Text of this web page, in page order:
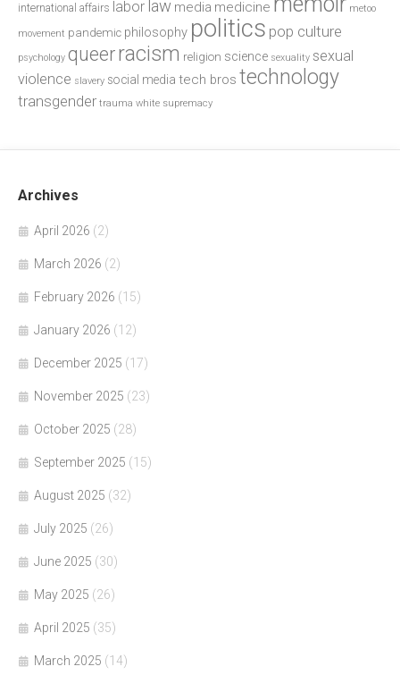
international affairs labor law media medicine metoo
movement pandemic philosophy politics pop culture
psychology queerracism religion science sexuality sexual
violence slavery social media tech bros technology
transgender trauma white supremacy
Archives
April 2026 (2)
March 2026 (2)
February 2026 (15)
January 2026 (12)
December 2025 (17)
November 2025 (23)
October 2025 (28)
September 2025 (15)
August 2025 (32)
July 2025 (26)
June 2025 (30)
May 2025 (26)
April 2025 (35)
March 2025 (14)